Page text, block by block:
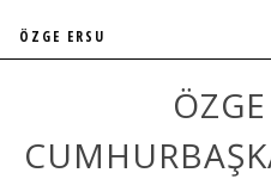
ÖZGE ERSU